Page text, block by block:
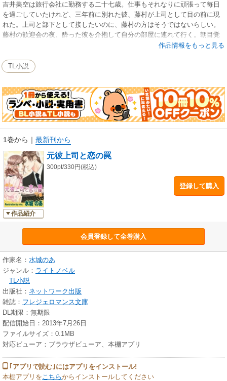
吉井美空は旅行会社に勤務する二十七歳。仕事もそれなりに頑張って毎日
を過ごしていたけれど、三年前に別れた彼、藤村が上司として目の前に現
れた。上司と部下として接したいのに、藤村の方はそうではないらしい。
藤村の歓迎会の夜、酔った彼を介抱して自分の部屋に連れて行く。朝目覚
めると彼の腕の中で……モノクロだった思い出が少しずつ色鮮やかになっ
のオフィスで二人きりになったとき……二人の気持ちが動き出す。
作品情報をもっと見る
TL小説
1巻から ｜ 最新刊から
作品紹介
元彼上司と恋の罠
300pt/330円(税込)
登録して購入
会員登録して全巻購入
作家名： 水城のあ
ジャンル： ライトノベル
TL小説
出版社： ネットワーク出版
雑誌： フレジェロマンス文庫
DL期限：無期限
配信開始日：2013年7月26日
ファイルサイズ：0.1MB
対応ビューア：ブラウザビューア、本棚アプリ
｢アプリで読む｣にはアプリをインストール!
本棚アプリを こちらからインストールしてください